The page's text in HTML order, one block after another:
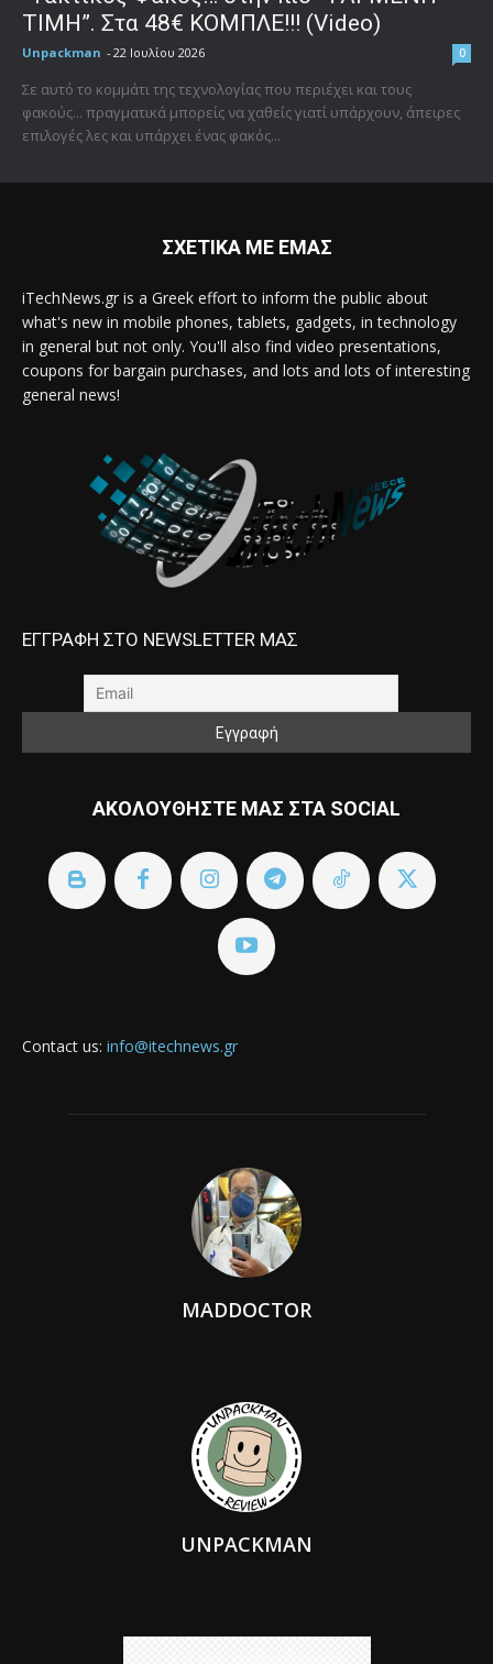
ΤΙΜΗ”. Στα 48€ ΚΟΜΠΛΕ!!! (Video)
Unpackman - 22 Ιουλίου 2026 0
Σε αυτό το κομμάτι της τεχνολογίας που περιέχει και τους
φακούς... πραγματικά μπορείς να χαθείς γιατί υπάρχουν, άπειρες
επιλογές λες και υπάρχει ένας φακός...
ΣΧΕΤΙΚΑ ΜΕ ΕΜΑΣ
iTechNews.gr is a Greek effort to inform the public about
what's new in mobile phones, tablets, gadgets, in technology
in general but not only. You'll also find video presentations,
coupons for bargain purchases, and lots and lots of interesting
general news!
ΕΓΓΡΑΦΗ ΣΤΟ NEWSLETTER ΜΑΣ
ΑΚΟΛΟΥΘΗΣΤΕ ΜΑΣ ΣΤΑ SOCIAL
Contact us: info@itechnews.gr
MADDOCTOR
UNPACKMAN